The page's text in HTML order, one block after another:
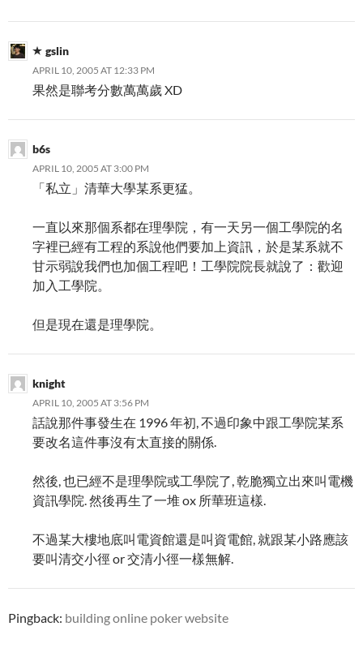
gslin
APRIL 10, 2005 AT 12:33 PM
果然是聯考分數萬萬歲 XD
b6s
APRIL 10, 2005 AT 3:00 PM
「私立」清華大學某系更猛。
一直以來那個系都在理學院，有一天另一個工學院的名
字裡已經有工程的系說他們要加上資訊，於是某系就不
甘示弱說我們也加個工程吧！工學院院長就說了：歡迎
加入工學院。
但是現在還是理學院。
knight
APRIL 10, 2005 AT 3:56 PM
話說那件事發生在 1996 年初, 不過印象中跟工學院某系
要改名這件事沒有太直接的關係.
然後, 也已經不是理學院或工學院了, 乾脆獨立出來叫電機
資訊學院. 然後再生了一堆 ox 所華班這樣.
不過某大樓地底叫電資館還是叫資電館, 就跟某小路應該
要叫清交小徑 or 交清小徑一樣無解.
Pingback: building online poker website